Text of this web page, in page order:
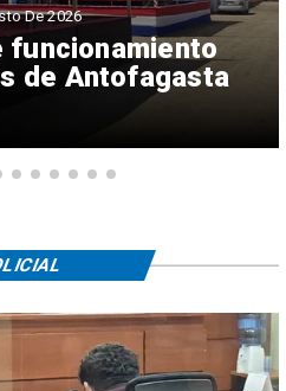
funcionamiento
de Antofagasta
De 2026